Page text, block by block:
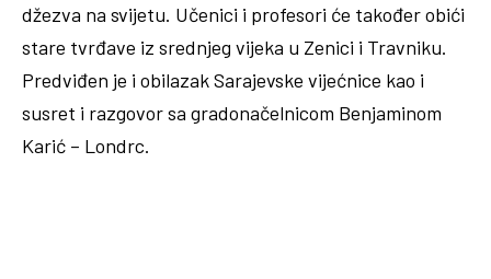
džezva na svijetu. Učenici i profesori će također obići
stare tvrđave iz srednjeg vijeka u Zenici i Travniku.
Predviđen je i obilazak Sarajevske vijećnice kao i
susret i razgovor sa gradonačelnicom Benjaminom
Karić – Londrc.